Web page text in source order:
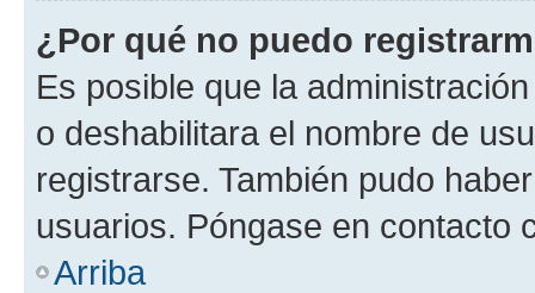
¿Por qué no puedo
Es posible que la
o deshabilitara el nombre de
registrarse. También pudo
usuarios. Póngase en contacto
Arriba